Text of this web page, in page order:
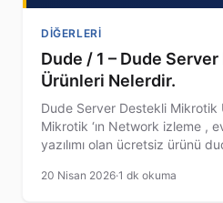
DIĞERLERI
Dude / 1 – Dude
Ürünleri Nelerdir.
Dude Server Destekli Mikrotik
Mikrotik ‘ın Network izleme ,
yazılımı olan ücretsiz ürünü
Client olarak servis
20 Nisan 2026·1 dk okuma